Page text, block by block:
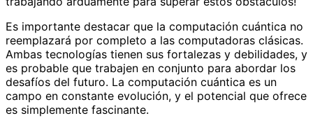
Es importante destacar que la computación cuántica no
reemplazará por completo a las computadoras clásicas.
Ambas tecnologías tienen sus fortalezas y debilidades, y
es probable que trabajen en conjunto para abordar los
desafíos del futuro. La computación cuántica es un
campo en constante evolución, y el potencial que ofrece
es simplemente fascinante.